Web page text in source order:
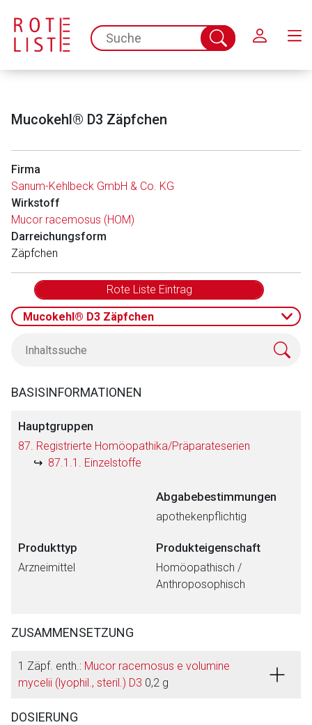
spc.search.input.placeholder
Suche
abschicken
Mucokehl® D3 Zäpfchen
Firma
Sanum-Kehlbeck GmbH & Co. KG
Wirkstoff
Mucor racemosus (HOM)
Darreichungsform
Zäpfchen
Rote Liste Eintrag
Mucokehl® D3 Zäpfchen
BASISINFORMATIONEN
Hauptgruppen
87. Registrierte Homöopathika/Präparateserien
87.1.1. Einzelstoffe
Abgabebestimmungen
apothekenpflichtig
Produkttyp
Arzneimittel
Produkteigenschaft
Homöopathisch /
Anthroposophisch
ZUSAMMENSETZUNG
1 Zäpf. enth.: Mucor racemosus e volumine
mycelii (lyophil., steril.) D3 0,2 g
DOSIERUNG